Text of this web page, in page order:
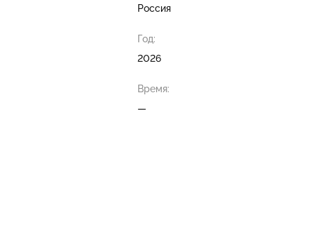
Россия
Год:
2026
Время:
—